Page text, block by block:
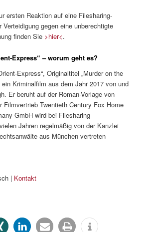
ersten Reaktion auf eine Filesharing-
Verteidigung gegen eine unberechtigte
finden Sie >hier<.
Express“ – worum geht es?
Express“, Originaltitel „Murder on the
Kriminalfilm aus dem Jahr 2017 von und
Er beruht auf der Roman-Vorlage von
Filmvertrieb Twentieth Century Fox Home
GmbH wird bei Filesharing-
Jahren regelmäßig von der Kanzlei
aus München vertreten
| Kontakt